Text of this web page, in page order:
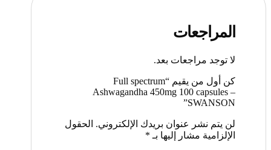
المراجعات
لا توجد مراجعات بعد.
كن أول من يقيم “Full spectrum
Ashwagandha 450mg 100 capsules –
SWANSON”
لن يتم نشر عنوان بريدك الإلكتروني. الحقول
الإلزامية مشار إليها بـ *